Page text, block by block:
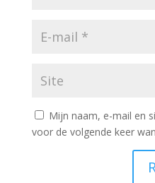
Mijn naam, e-mail en
voor de volgende keer